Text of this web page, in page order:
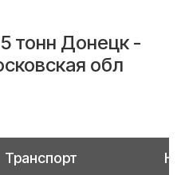
тонн Донецк -
обл
Транспорт